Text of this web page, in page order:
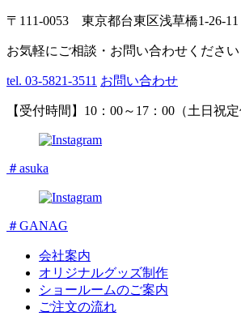
〒111-0053 東京都台東区浅草橋1-26-11
お気軽にご相談・お問い合わせください
tel. 03-5821-3511 お問い合わせ
【受付時間】10：00～17：00（土日祝定
＃asuka
＃GANAG
会社案内
オリジナルグッズ制作
ショールームのご案内
ご注文の流れ